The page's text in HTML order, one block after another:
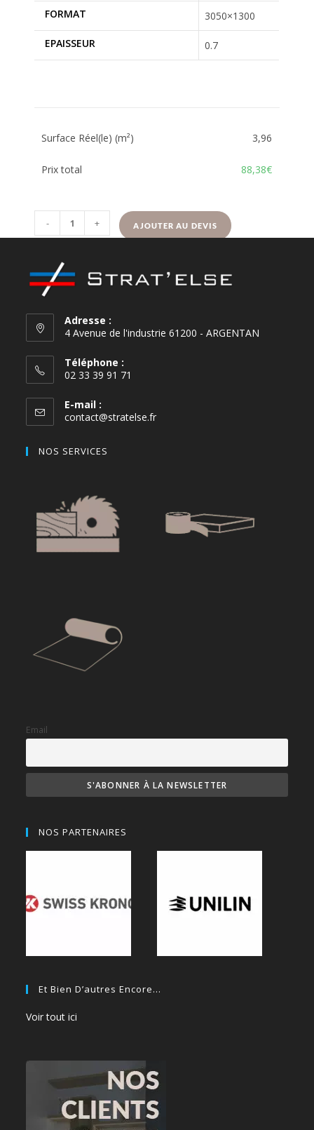
FORMAT 3050×1300
EPAISSEUR 0.7
Surface Réel(le) (m²) 3,96
Prix total 88,38€
- + AJOUTER AU DEVIS
Adresse :
4 Avenue de l'industrie 61200 - ARGENTAN
Téléphone :
02 33 39 91 71
E-mail :
contact@stratelse.fr
NOS SERVICES
Email
NOS PARTENAIRES
Et Bien D’autres Encore…
Voir tout ici